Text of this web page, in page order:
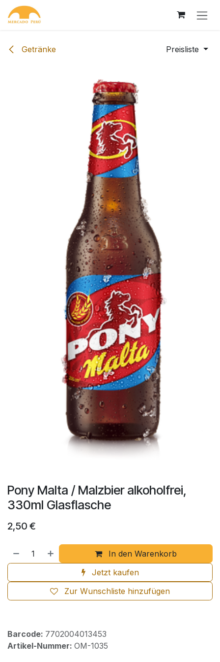
Zum Inhalt springen
Getränke Preisliste
Pony Malta / Malzbier alkoholfrei,
330ml Glasflasche
2,50 €
In den Warenkorb
Jetzt kaufen
Zur Wunschliste hinzufügen
Barcode: 7702004013453
Artikel-Nummer: OM-1035